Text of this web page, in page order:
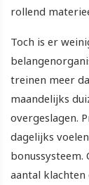
rollend
Toch is er
treinen meer
maandelijks
overgeslagen.
dagelijks
aantal